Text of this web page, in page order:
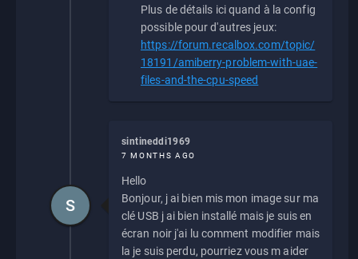
Plus de détails ici quand à la config
possible pour d'autres jeux:
https://forum.recalbox.com/topic/
18191/amiberry-problem-with-uae-
files-and-the-cpu-speed
sintineddi1969
7 MONTHS AGO
Hello
Bonjour, j ai bien mis mon image sur ma
clé USB j ai bien installé mais je suis en
écran noir j'ai lu comment modifier mais
la je suis perdu, pourriez vous m aider
S